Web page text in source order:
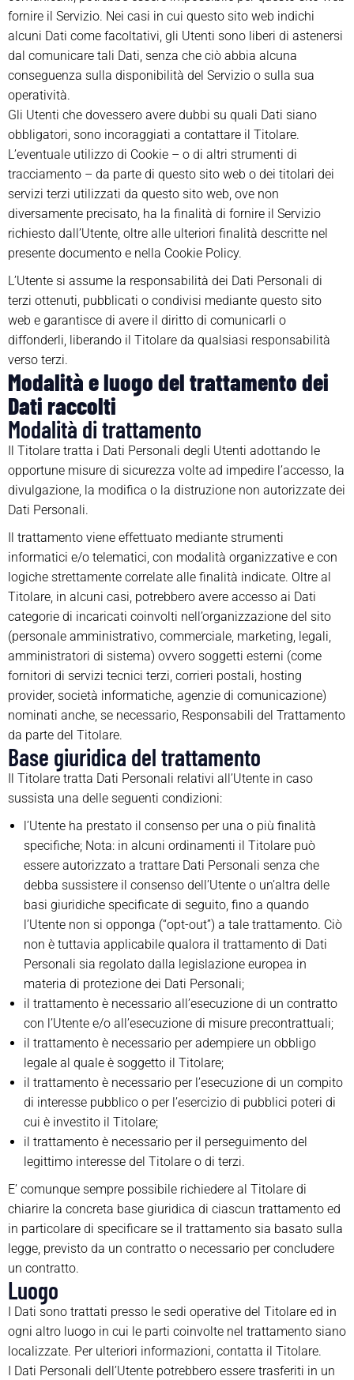
fornire il Servizio. Nei casi in cui questo sito web indichi
alcuni Dati come facoltativi, gli Utenti sono liberi di astenersi
dal comunicare tali Dati, senza che ciò abbia alcuna
conseguenza sulla disponibilità del Servizio o sulla sua
operatività.
Gli Utenti che dovessero avere dubbi su quali Dati siano
obbligatori, sono incoraggiati a contattare il Titolare.
L’eventuale utilizzo di Cookie – o di altri strumenti di
tracciamento – da parte di questo sito web o dei titolari dei
servizi terzi utilizzati da questo sito web, ove non
diversamente precisato, ha la finalità di fornire il Servizio
richiesto dall’Utente, oltre alle ulteriori finalità descritte nel
presente documento e nella Cookie Policy.
L’Utente si assume la responsabilità dei Dati Personali di
terzi ottenuti, pubblicati o condivisi mediante questo sito
web e garantisce di avere il diritto di comunicarli o
diffonderli, liberando il Titolare da qualsiasi responsabilità
verso terzi.
Modalità e luogo del trattamento dei
Dati raccolti
Modalità di trattamento
Il Titolare tratta i Dati Personali degli Utenti adottando le
opportune misure di sicurezza volte ad impedire l’accesso, la
divulgazione, la modifica o la distruzione non autorizzate dei
Dati Personali.
Il trattamento viene effettuato mediante strumenti
informatici e/o telematici, con modalità organizzative e con
logiche strettamente correlate alle finalità indicate. Oltre al
Titolare, in alcuni casi, potrebbero avere accesso ai Dati
categorie di incaricati coinvolti nell’organizzazione del sito
(personale amministrativo, commerciale, marketing, legali,
amministratori di sistema) ovvero soggetti esterni (come
fornitori di servizi tecnici terzi, corrieri postali, hosting
provider, società informatiche, agenzie di comunicazione)
nominati anche, se necessario, Responsabili del Trattamento
da parte del Titolare.
Base giuridica del trattamento
Il Titolare tratta Dati Personali relativi all’Utente in caso
sussista una delle seguenti condizioni:
l’Utente ha prestato il consenso per una o più finalità
specifiche; Nota: in alcuni ordinamenti il Titolare può
essere autorizzato a trattare Dati Personali senza che
debba sussistere il consenso dell’Utente o un’altra delle
basi giuridiche specificate di seguito, fino a quando
l’Utente non si opponga (“opt-out”) a tale trattamento. Ciò
non è tuttavia applicabile qualora il trattamento di Dati
Personali sia regolato dalla legislazione europea in
materia di protezione dei Dati Personali;
il trattamento è necessario all’esecuzione di un contratto
con l’Utente e/o all’esecuzione di misure precontrattuali;
il trattamento è necessario per adempiere un obbligo
legale al quale è soggetto il Titolare;
il trattamento è necessario per l’esecuzione di un compito
di interesse pubblico o per l’esercizio di pubblici poteri di
cui è investito il Titolare;
il trattamento è necessario per il perseguimento del
legittimo interesse del Titolare o di terzi.
E’ comunque sempre possibile richiedere al Titolare di
chiarire la concreta base giuridica di ciascun trattamento ed
in particolare di specificare se il trattamento sia basato sulla
legge, previsto da un contratto o necessario per concludere
un contratto.
Luogo
I Dati sono trattati presso le sedi operative del Titolare ed in
ogni altro luogo in cui le parti coinvolte nel trattamento siano
localizzate. Per ulteriori informazioni, contatta il Titolare.
I Dati Personali dell’Utente potrebbero essere trasferiti in un